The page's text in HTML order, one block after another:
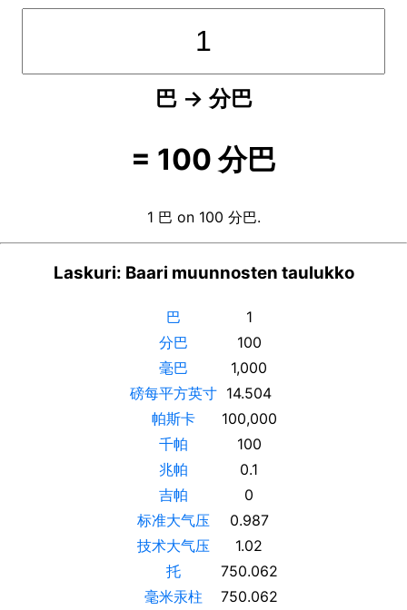
巴 → 分巴
= 100 分巴
1 巴 on 100 分巴.
Laskuri: Baari muunnosten taulukko
巴
1
分巴
100
毫巴
1,000
磅每平方英寸 14.504
帕斯卡
100,000
千帕
100
兆帕
0.1
吉帕
0
标准大气压
0.987
技术大气压
1.02
托
750.062
毫米汞柱
750.062